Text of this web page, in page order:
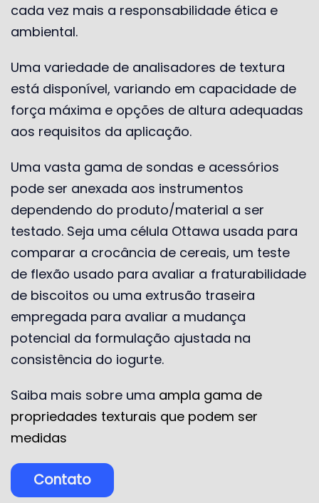
cada vez mais a responsabilidade ética e
ambiental.
Uma variedade de analisadores de textura
está disponível, variando em capacidade de
força máxima e opções de altura adequadas
aos requisitos da aplicação.
Uma vasta gama de sondas e acessórios
pode ser anexada aos instrumentos
dependendo do produto/material a ser
testado. Seja uma célula Ottawa usada para
comparar a crocância de cereais, um teste
de flexão usado para avaliar a fraturabilidade
de biscoitos ou uma extrusão traseira
empregada para avaliar a mudança
potencial da formulação ajustada na
consistência do iogurte.
Saiba mais sobre uma ampla gama de
propriedades texturais que podem ser
medidas
Contato